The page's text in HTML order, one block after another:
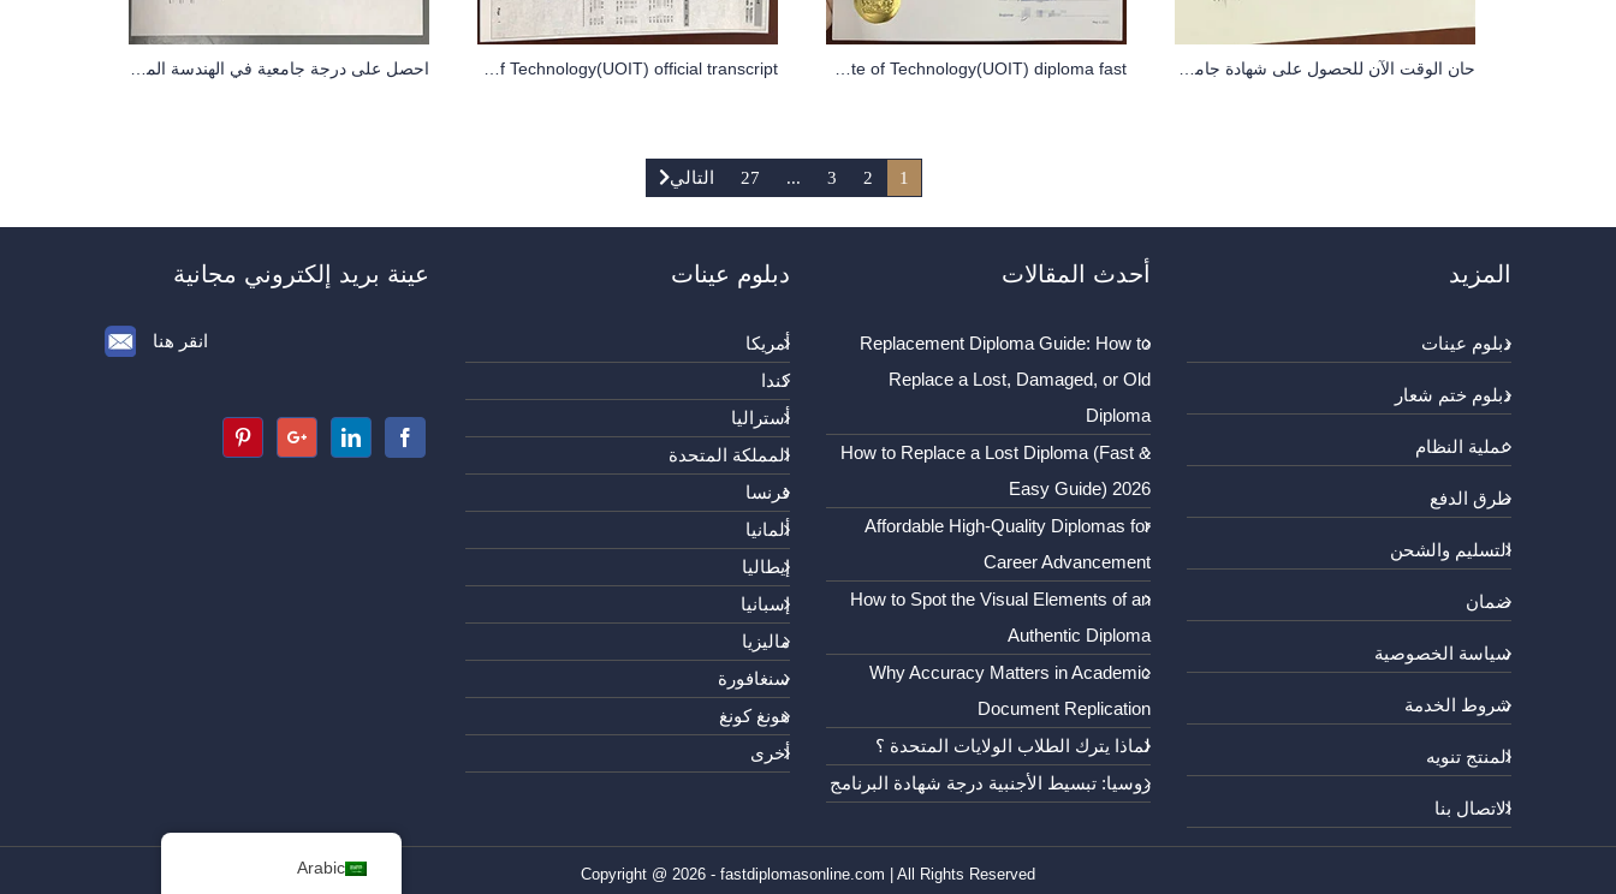
1
2
3
...
27 التالي
عينة بريد إلكتروني مجانية
انقر هنا
دبلوم عينات
أمريكا
كندا
أستراليا
المملكة المتحدة
فرنسا
ألمانيا
إيطاليا
إسبانيا
ماليزيا
سنغافورة
هونغ كونغ
أخرى
أحدث المقالات
Replacement Diploma Guide: How to
Replace a Lost, Damaged, or Old
Diploma
How to Replace a Lost Diploma (Fast &
Easy Guide) 2026
Affordable High-Quality Diplomas for
Career Advancement
How to Spot the Visual Elements of an
Authentic Diploma
Why Accuracy Matters in Academic
Document Replication
لماذا يترك الطلاب الولايات المتحدة ؟
روسيا: تبسيط الأجنبية درجة شهادة البرنامج
المزيد
دبلوم عينات
دبلوم ختم شعار
عملية النظام
طرق الدفع
التسليم والشحن
ضمان
سياسة الخصوصية
شروط الخدمة
المنتج تنويه
الاتصال بنا
Copyright @ 2026 - fastdiplomasonline.com | All Rights Reserved
Arabic